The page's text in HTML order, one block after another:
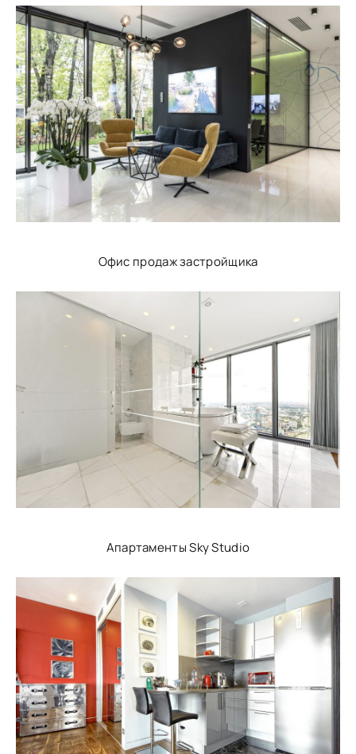
Офис продаж застройщика
Апартаменты Sky Studio